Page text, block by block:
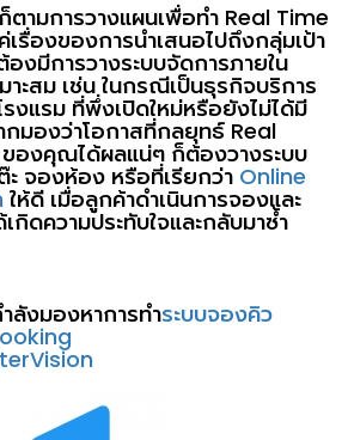
ตามการวางแผนเพื่อทำ Real Time
เรื่องของการนำเสนอไปถึงกลุ่มเป้า
องมีการวางระบบจัดการภายใน
าะสม เช่น ในกรณีเป็นธุรกิจบริการ
งแรม ที่พึ่งเปิดใหม่หรือยังไม่ได้มี
กมองว่าโอกาสที่กลยุทธ์ Real
ของคุณได้ผลแน่ๆ ก็ต้องวางระบบ
ะ จองห้อง หรือที่เรียกว่า Online
ให้ดี เมื่อลูกค้าดำเนินการจองและ
เกิดความประทับใจและกลับมาซ้ำ
ลังมองหาการทำระบบจองคิว